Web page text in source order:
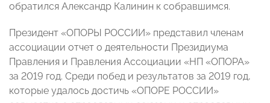
обратился Александр Калинин к собравшимся.
Президент «ОПОРЫ РОССИИ» представил членам
ассоциации отчет о деятельности Президиума
Правления и Правления Ассоциации «НП «ОПОРА»
за 2019 год. Среди побед и результатов за 2019 год,
которые удалось достичь «ОПОРЕ РОССИИ»